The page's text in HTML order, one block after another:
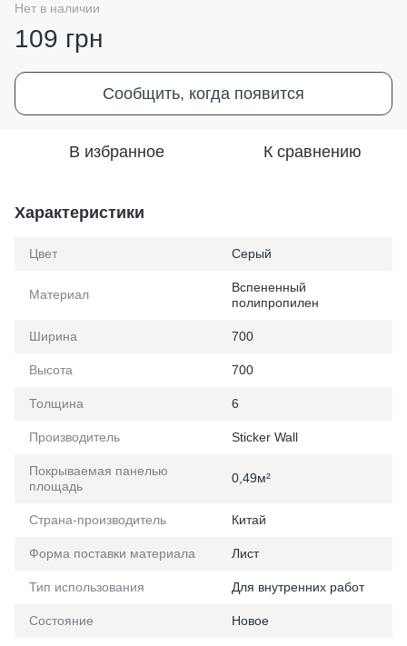
Нет в наличии
109 грн
Сообщить, когда появится
В избранное К сравнению
Характеристики
Цвет Серый
Материал
Вспененный
полипропилен
Ширина 700
Высота 700
Толщина 6
Производитель Sticker Wall
Покрываемая панелью
площадь
0,49м²
Страна-производитель Китай
Форма поставки материала Лист
Тип использования Для внутренних работ
Состояние Новое